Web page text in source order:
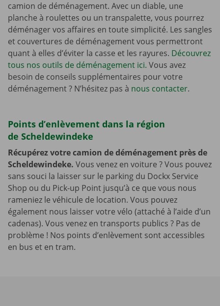
camion de déménagement. Avec un diable, une
planche à roulettes ou un transpalette, vous pourrez
déménager vos affaires en toute simplicité. Les sangles
et couvertures de déménagement vous permettront
quant à elles d’éviter la casse et les rayures. Découvrez
tous nos outils de déménagement ici. Vous avez
besoin de conseils supplémentaires pour votre
déménagement ? N’hésitez pas à nous contacter.
Points d’enlèvement dans la région
de Scheldewindeke
Récupérez votre camion de déménagement près de
Scheldewindeke. Vous venez en voiture ? Vous pouvez
sans souci la laisser sur le parking du Dockx Service
Shop ou du Pick-up Point jusqu’à ce que vous nous
rameniez le véhicule de location. Vous pouvez
également nous laisser votre vélo (attaché à l’aide d’un
cadenas). Vous venez en transports publics ? Pas de
problème ! Nos points d’enlèvement sont accessibles
en bus et en tram.